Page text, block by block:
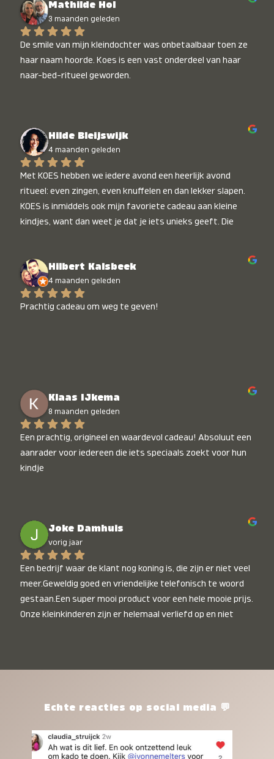
Mathilde Hol
3 maanden geleden
De smile van mijn kleindochter was onbetaalbaar toen ze
haar naam hoorde. Koes is een vast onderdeel van haar
naar-bed-ritueel geworden.
Hilde Bleijswijk
4 maanden geleden
Met KOES hebben we iedere avond een heerlijk avond
ritueel: even zingen, even knuffelen en dan lekker slapen.
KOES is inmiddels ook mijn favoriete cadeau aan kleine
kindjes, want dan weet je dat je iets unieks geeft. Die
Hilbert Kalsbeek
4 maanden geleden
Prachtig cadeau om weg te geven!
Klaas IJkema
8 maanden geleden
Een prachtig, origineel en waardevol cadeau! Absoluut een
aanrader voor iedereen die iets speciaals zoekt voor hun
kindje
Joke Damhuis
vorig jaar
Een bedrijf waar de klant nog koning is, die zijn er niet veel
meer.Geweldig goed en vriendelijke telefonisch te woord
gestaan.Een super mooi product voor een hele mooie prijs.
Onze kleinkinderen zijn er helemaal verliefd op en niet
het waard.Echte reacties op social media 💬